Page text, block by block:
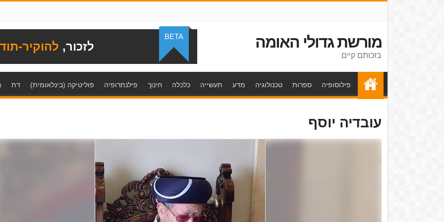
מורשת גדולי האומה
בזכותם קיים
לזכור, להוקיר-
BETA
פילוסופיה ספרות טכנולוגיה מדע תעשייה כלכלה חינוך פילנתרופיה פוליטיקה (בינלאומית) דת
עובדיה יוסף